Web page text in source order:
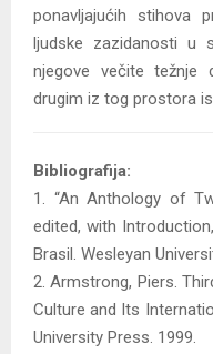
ponavljajućih stihova
ljudske zazidanosti u
njegove večite težnje
drugim iz tog prostora
Bibliografija:
1. “An Anthology of
edited, with
Brasil. Wesleyan
2. Armstrong, Piers.
Culture and Its
University Press. 1999.